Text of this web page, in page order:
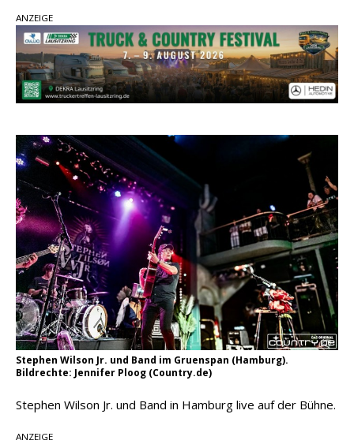
Parton, Bill Anderson und Shaboozey im Fokus
Chris Johnson & The Hollywood Hillbillies
kündigen neues Album mit „Better Days
Ahead“ an
täglich rund 10.000 Leser
ANZEIGE
Stephen Wilson Jr. und Band im Gruenspan (Hamburg).
Bildrechte: Jennifer Ploog (Country.de)
Stephen Wilson Jr. und Band in Hamburg live auf der Bühne.
ANZEIGE